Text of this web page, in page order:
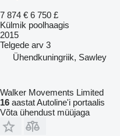
7 874 € 6 750 £
Külmik poolhaagis
2015
Telgede arv 3
Ühendkuningriik, Sawley
Walker Movements Limited
16 aastat Autoline'i portaalis
Võta ühendust müüjaga